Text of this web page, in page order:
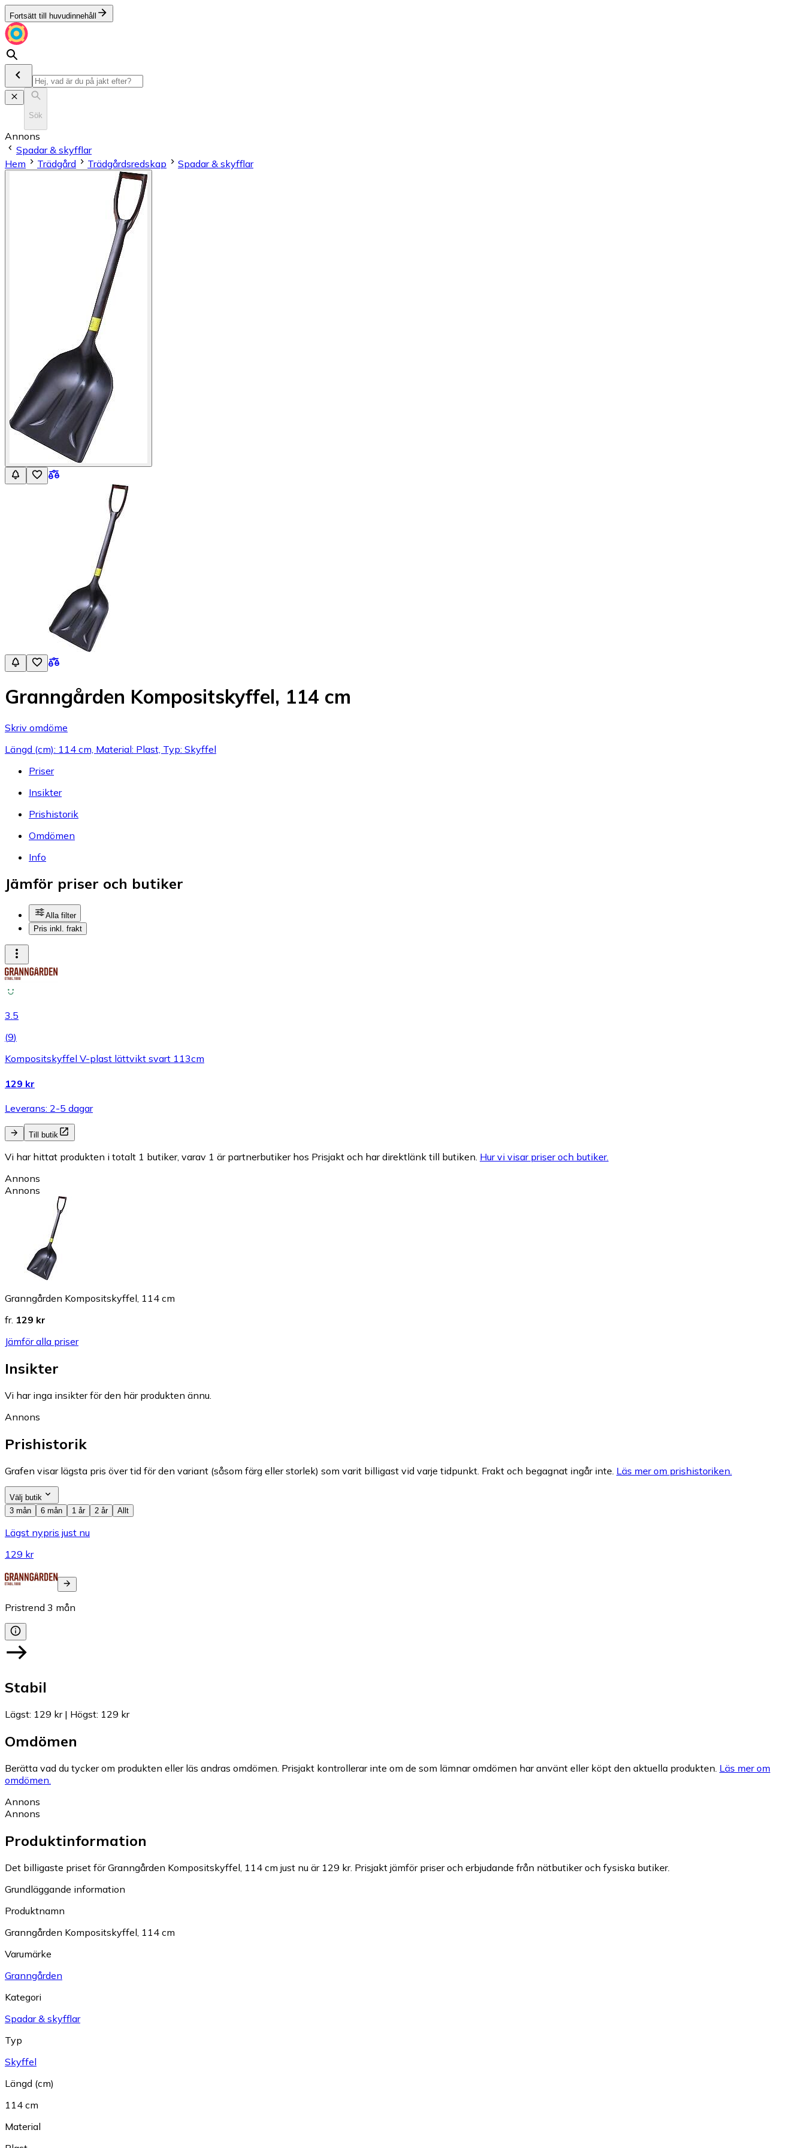
Fortsätt till huvudinnehåll
Sök
Annons
Spadar & skyfflar
Hem
Trädgård Trädgårdsredskap Spadar & skyfflar
Granngården Kompositskyffel, 114 cm
Skriv omdöme
Längd (cm): 114 cm, Material: Plast, Typ: Skyffel
Priser
Insikter
Prishistorik
Omdömen
Info
Jämför priser och butiker
Alla filter
Pris inkl. frakt
3.5
(9)
Kompositskyffel V-plast lättvikt svart 113cm
129 kr
Leverans: 2-5 dagar
Till butik
Vi har hittat produkten i totalt 1 butiker, varav 1 är partnerbutiker hos Prisjakt och har direktlänk till butiken. Hur vi visar priser och butiker.
Annons
Annons
Granngården Kompositskyffel, 114 cm
fr. 129 kr
Jämför alla priser
Insikter
Vi har inga insikter för den här produkten ännu.
Annons
Prishistorik
Grafen visar lägsta pris över tid för den variant (såsom färg eller storlek) som varit billigast vid varje tidpunkt. Frakt och begagnat ingår inte. Läs mer om prishistoriken.
Välj butik
3 mån
6 mån 1 år 2 år Allt
Lägst nypris just nu
129 kr
Pristrend 3 mån
Stabil
Lägst: 129 kr| Högst: 129 kr
Omdömen
Berätta vad du tycker om produkten eller läs andras omdömen. Prisjakt kontrollerar inte om de som lämnar omdömen har använt eller köpt den aktuella produkten. Läs mer om
omdömen.
Annons
Annons
Produktinformation
Det billigaste priset för Granngården Kompositskyffel, 114 cm just nu är 129 kr. Prisjakt jämför priser och erbjudande från nätbutiker och fysiska butiker.
Grundläggande information
Produktnamn
Granngården Kompositskyffel, 114 cm
Varumärke
Granngården
Kategori
Spadar & skyfflar
Typ
Skyffel
Längd (cm)
114 cm
Material